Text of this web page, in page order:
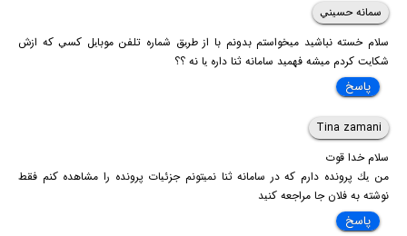
سمانه حسيني
سلام خسته نباشيد ميخواستم بدونم با از طريق شماره تلفن موبايل كسي كه ازش
شكايت كردم ميشه فهميد سامانه ثنا داره يا نه ؟؟
پاسخ
Tina zamani
سلام خدا قوت
من يك پرونده دارم كه در سامانه ثنا نميتونم جزئيات پرونده را مشاهده كنم فقط
نوشته به فلان جا مراجعه كنيد
پاسخ